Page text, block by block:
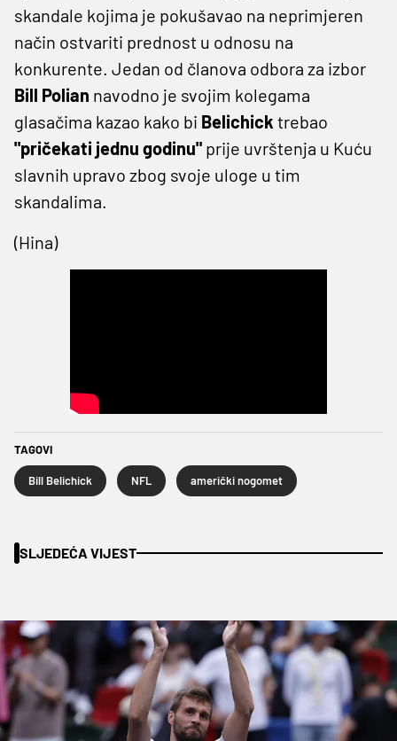
skandale kojima je pokušavao na neprimjeren
način ostvariti prednost u odnosu na
konkurente. Jedan od članova odbora za izbor
Bill Polian navodno je svojim kolegama
glasačima kazao kako bi Belichick trebao
"pričekati jednu godinu" prije uvrštenja u Kuću
slavnih upravo zbog svoje uloge u tim
skandalima.
(Hina)
TAGOVI
Bill Belichick NFL američki nogomet
SLJEDEĆA VIJEST